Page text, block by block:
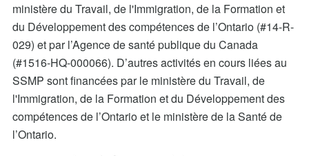
ministère du Travail, de l'Immigration, de la Formation et
du Développement des compétences de l’Ontario (#14-R-
029) et par l’Agence de santé publique du Canada
(#1516-HQ-000066). D’autres activités en cours liées au
SSMP sont financées par le ministère du Travail, de
l'Immigration, de la Formation et du Développement des
compétences de l’Ontario et le ministère de la Santé de
l’Ontario.